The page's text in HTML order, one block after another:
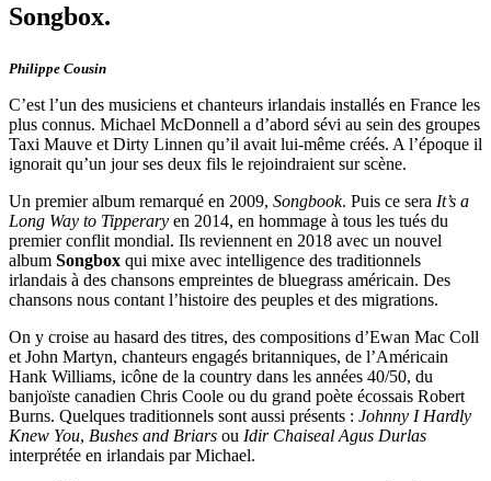
Songbox.
Philippe Cousin
C’est l’un des musiciens et chanteurs irlandais installés en France les
plus connus. Michael McDonnell a d’abord sévi au sein des groupes
Taxi Mauve et Dirty Linnen qu’il avait lui-même créés. A l’époque il
ignorait qu’un jour ses deux fils le rejoindraient sur scène.
Un premier album remarqué en 2009, Songbook. Puis ce sera It’s a
Long Way to Tipperary en 2014, en hommage à tous les tués du
premier conflit mondial. Ils reviennent en 2018 avec un nouvel
album Songbox qui mixe avec intelligence des traditionnels
irlandais à des chansons empreintes de bluegrass américain. Des
chansons nous contant l’histoire des peuples et des migrations.
On y croise au hasard des titres, des compositions d’Ewan Mac Coll
et John Martyn, chanteurs engagés britanniques, de l’Américain
Hank Williams, icône de la country dans les années 40/50, du
banjoïste canadien Chris Coole ou du grand poète écossais Robert
Burns. Quelques traditionnels sont aussi présents : Johnny I Hardly
Knew You, Bushes and Briars ou Idir Chaiseal Agus Durlas
interprétée en irlandais par Michael.